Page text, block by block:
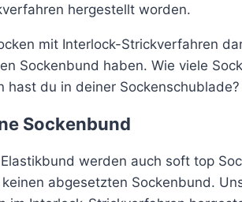
hergestellt worden.
mit Interlock-Strickverfahren
Sockenbund haben. Wie viele
hast du in deiner Sockenschublade?
Sockenbund
werden auch soft top
abgesetzten Sockenbund.